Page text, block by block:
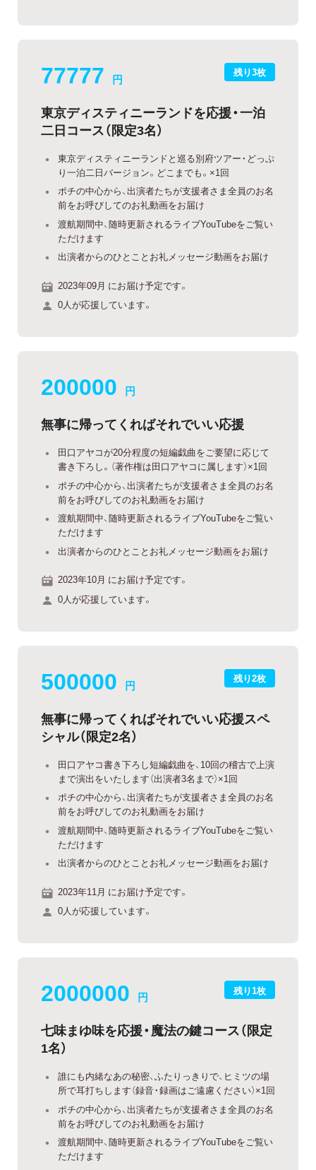
残り3枚
77777 円
東京ディスティニーランドを応援・一泊
二日コース（限定3名）
東京ディスティニーランドと巡る別府ツアー・どっぷ
り一泊二日バージョン。どこまでも。×1回
ポチの中心から、出演者たちが支援者さま全員のお名
前をお呼びしてのお礼動画をお届け
渡航期間中、随時更新されるライブYouTubeをご覧い
ただけます
出演者からのひとことお礼メッセージ動画をお届け
2023年09月 にお届け予定です。
0人が応援しています。
200000 円
無事に帰ってくればそれでいい応援
田口アヤコが20分程度の短編戯曲をご要望に応じて
書き下ろし。（著作権は田口アヤコに属します）×1回
ポチの中心から、出演者たちが支援者さま全員のお名
前をお呼びしてのお礼動画をお届け
渡航期間中、随時更新されるライブYouTubeをご覧い
ただけます
出演者からのひとことお礼メッセージ動画をお届け
2023年10月 にお届け予定です。
0人が応援しています。
残り2枚
500000 円
無事に帰ってくればそれでいい応援スペ
シャル（限定2名）
田口アヤコ書き下ろし短編戯曲を、10回の稽古で上演
まで演出をいたします（出演者3名まで）×1回
ポチの中心から、出演者たちが支援者さま全員のお名
前をお呼びしてのお礼動画をお届け
渡航期間中、随時更新されるライブYouTubeをご覧い
ただけます
出演者からのひとことお礼メッセージ動画をお届け
2023年11月 にお届け予定です。
0人が応援しています。
残り1枚
2000000 円
七味まゆ味を応援・魔法の鍵コース（限定
1名）
誰にも内緒なあの秘密、ふたりっきりで、ヒミツの場
所で耳打ちします（録音・録画はご遠慮ください）×1回
ポチの中心から、出演者たちが支援者さま全員のお名
前をお呼びしてのお礼動画をお届け
渡航期間中、随時更新されるライブYouTubeをご覧い
ただけます